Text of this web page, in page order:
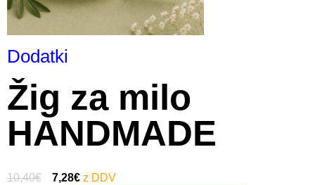
Dodatki
Žig za milo
HANDMADE
10,40€ 7,28€